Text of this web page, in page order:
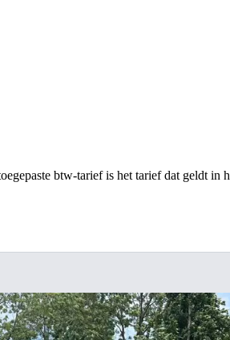
btw-tarief is het tarief dat geldt in